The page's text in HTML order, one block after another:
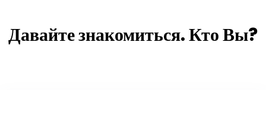
Давайте знакомиться. Кто Вы?